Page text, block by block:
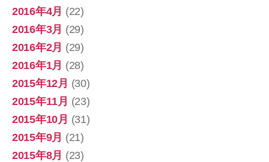
2016年4月 (22)
2016年3月 (29)
2016年2月 (29)
2016年1月 (28)
2015年12月 (30)
2015年11月 (23)
2015年10月 (31)
2015年9月 (21)
2015年8月 (23)